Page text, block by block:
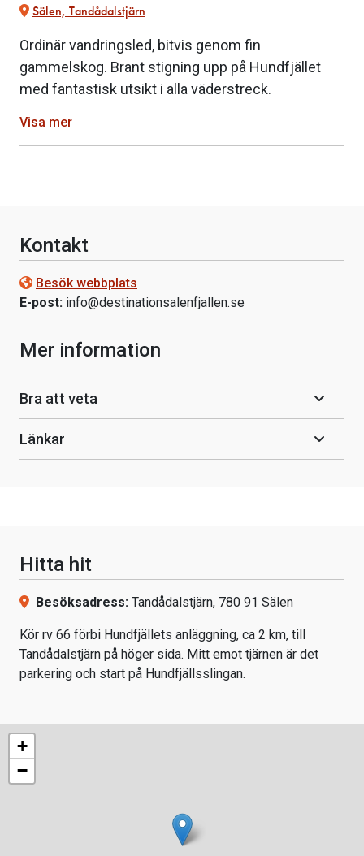
Sälen, Tandådalstjärn
Ordinär vandringsled, bitvis genom fin
gammelskog. Brant stigning upp på Hundfjället
med fantastisk utsikt i alla väderstreck.
Visa mer
Kontakt
Besök webbplats
E-post: info@destinationsalenfjallen.se
Mer information
Bra att veta
Länkar
Hitta hit
Besöksadress: Tandådalstjärn, 780 91 Sälen
Kör rv 66 förbi Hundfjällets anläggning, ca 2 km, till
Tandådalstjärn på höger sida. Mitt emot tjärnen är det
parkering och start på Hundfjällsslingan.
+
−